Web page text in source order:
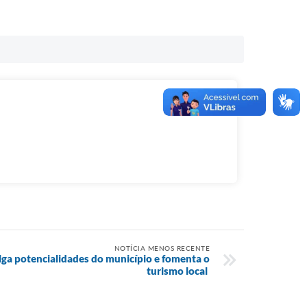
NOTÍCIA MENOS RECENTE
potencialidades do município e fomenta o
turismo local